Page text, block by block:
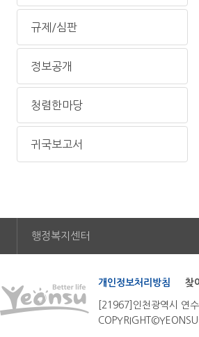
규제/심판
정보공개
청렴한마당
귀국보고서
행정복지센터
개인정보처리방침 찾
[21967]인천광역시 연